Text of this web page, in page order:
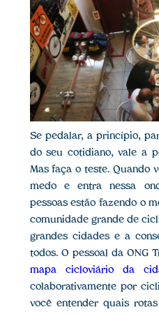
Se pedalar, a princípio,
do seu cotidiano, vale a
Mas faça o teste. Quando
medo e entra nessa
pessoas estão fazendo o
comunidade grande de
grandes cidades e a
todos. O pessoal da ONG
mapa cicloviário da
colaborativamente por
você entender quais